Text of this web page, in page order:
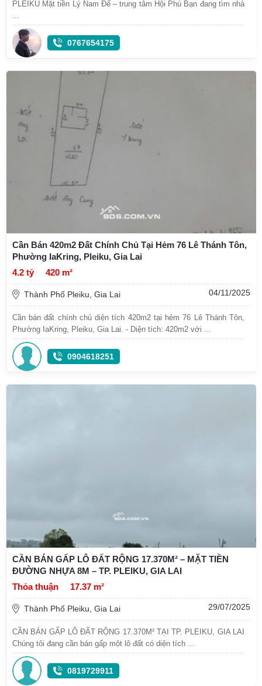
PLEIKU Mặt tiền Lý Nam Đế – trung tâm Hội Phú Bạn đang tìm nhà
0767654175
Cần Bán 420m2 Đất Chính Chủ Tại Hẻm 76 Lê Thánh Tôn,
Phường IaKring, Pleiku, Gia Lai
4.2 tỷ
420 m²
Thành Phố Pleiku, Gia Lai 04/11/2025
Cần bán đất chính chủ diện tích 420m2 tại hẻm 76 Lê Thánh Tôn,
Phường IaKring, Pleiku, Gia Lai. - Diện tích: 420m2 với ...
0904618251
CẦN BÁN GẤP LÔ ĐẤT RỘNG 17.370M² – MẶT TIỀN
ĐƯỜNG NHỰA 8M – TP. PLEIKU, GIA LAI
Thỏa thuận
17.37 m²
Thành Phố Pleiku, Gia Lai 29/07/2025
CẦN BÁN GẤP LÔ ĐẤT RỘNG 17.370M² TẠI TP. PLEIKU, GIA LAI
Chúng tôi đang cần bán gấp một lô đất có diện tích ...
0819729911